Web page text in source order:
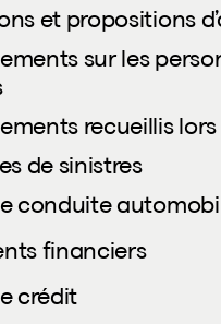
et propositions
sur les
recueillis
de sinistres
conduite
financiers
crédit